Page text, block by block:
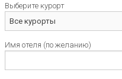
Выберите курорт
Имя отеля (по желанию)